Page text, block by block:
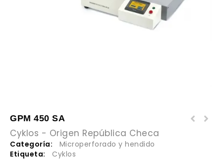
GPM 450 SA
Cyklos - Origen República Checa
Categoría:
Microperforado y hendido
Etiqueta:
Cyklos